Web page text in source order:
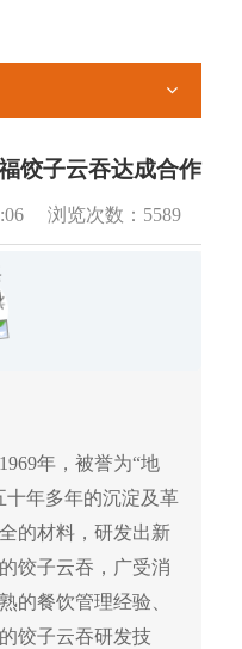
饺子云吞达成合作
浏览次数： 5589
年，被誉为“地
十年多年的沉淀及革
的材料，研发出新
饺子云吞，广受消
的餐饮管理经验、
饺子云吞研发技